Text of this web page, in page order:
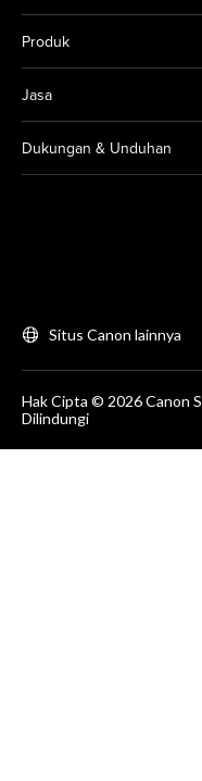
Produk
Jasa
Dukungan & Unduhan
Situs Canon lainnya
Hak Cipta © 2026 Canon
Dilindungi